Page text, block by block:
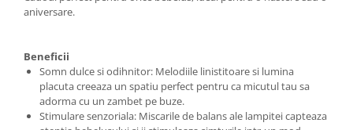
aniversare.
Beneficii
Somn dulce si odihnitor: Melodiile linistitoare si lumina
placuta creeaza un spatiu perfect pentru ca micutul tau sa
adorma cu un zambet pe buze.
Stimulare senzoriala: Miscarile de balans ale lampitei capteaza